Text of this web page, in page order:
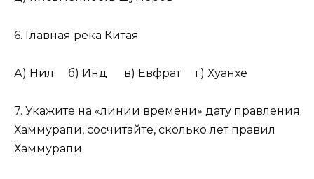
6. Главная река Китая
А) Нил б) Инд в) Евфрат г) Хуанхе
7. Укажите на «линии времени» дату правления
Хаммурапи, сосчитайте, сколько лет правил
Хаммурапи.